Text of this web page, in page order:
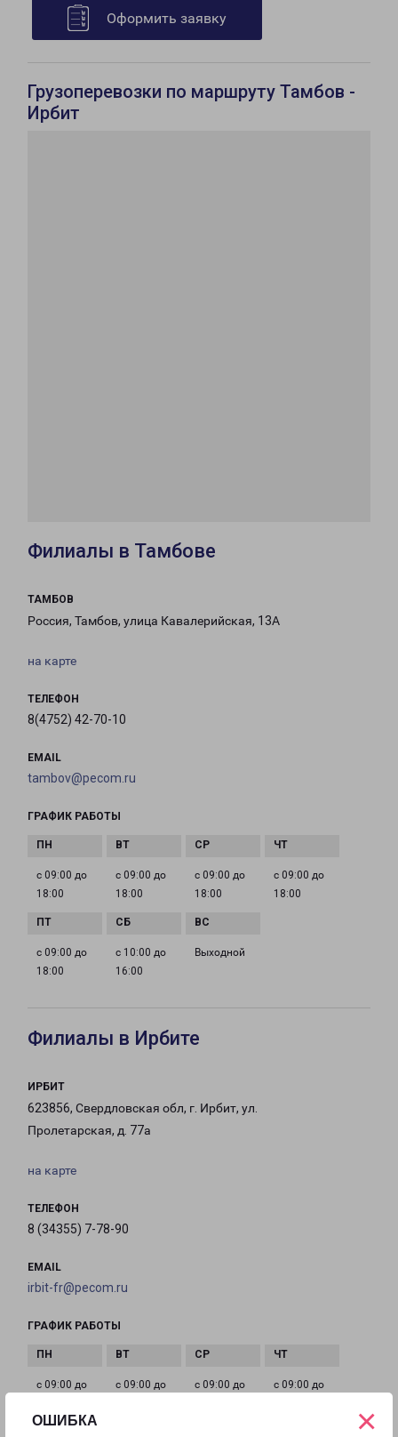
ОШИБКА ×
Оформить заявку
Грузоперевозки по маршруту Тамбов -
Ирбит
Филиалы в Тамбове
ТАМБОВ
Россия, Тамбов, улица Кавалерийская, 13А
на карте
ТЕЛЕФОН
8(4752) 42-70-10
EMAIL
tambov@pecom.ru
ГРАФИК РАБОТЫ
с 09:00 до
18:00
с 09:00 до
18:00
с 09:00 до
18:00
с 09:00 до
18:00
с 09:00 до
18:00
с 10:00 до
16:00
Выходной
Филиалы в Ирбите
ИРБИТ
623856, Свердловская обл, г. Ирбит, ул.
Пролетарская, д. 77а
на карте
ТЕЛЕФОН
8 (34355) 7-78-90
EMAIL
irbit-fr@pecom.ru
ГРАФИК РАБОТЫ
с 09:00 до
с 09:00 до
с 09:00 до
с 09:00 до